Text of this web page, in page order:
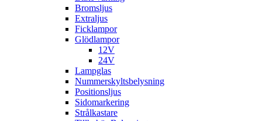
Bromsljus
Extraljus
Ficklampor
Glödlampor
12V
24V
Lampglas
Nummerskyltsbelysning
Positionsljus
Sidomarkering
Strålkastare